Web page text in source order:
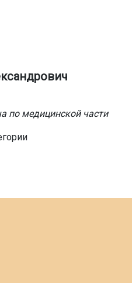
по медицинской части